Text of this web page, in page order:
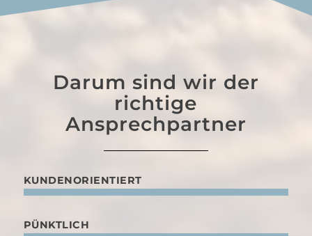
Darum sind wir der
richtige
Ansprechpartner
KUNDENORIENTIERT
PÜNKTLICH